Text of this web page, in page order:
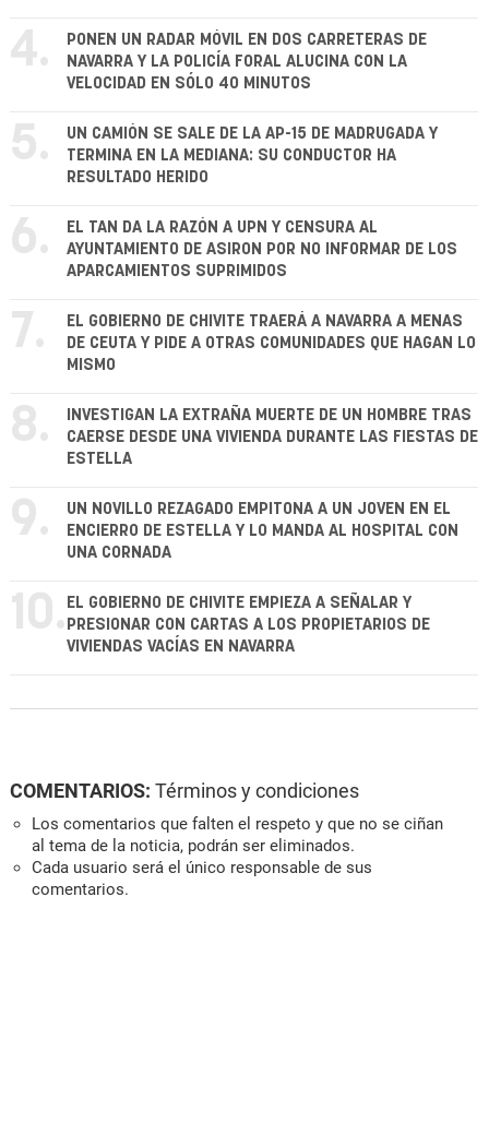
4.
PONEN UN RADAR MÓVIL EN DOS CARRETERAS DE
NAVARRA Y LA POLICÍA FORAL ALUCINA CON LA
VELOCIDAD EN SÓLO 40 MINUTOS
5.
UN CAMIÓN SE SALE DE LA AP-15 DE MADRUGADA Y
TERMINA EN LA MEDIANA: SU CONDUCTOR HA
RESULTADO HERIDO
6.
EL TAN DA LA RAZÓN A UPN Y CENSURA AL
AYUNTAMIENTO DE ASIRON POR NO INFORMAR DE LOS
APARCAMIENTOS SUPRIMIDOS
7.
EL GOBIERNO DE CHIVITE TRAERÁ A NAVARRA A MENAS
DE CEUTA Y PIDE A OTRAS COMUNIDADES QUE HAGAN LO
MISMO
8.
INVESTIGAN LA EXTRAÑA MUERTE DE UN HOMBRE TRAS
CAERSE DESDE UNA VIVIENDA DURANTE LAS FIESTAS DE
ESTELLA
9.
UN NOVILLO REZAGADO EMPITONA A UN JOVEN EN EL
ENCIERRO DE ESTELLA Y LO MANDA AL HOSPITAL CON
UNA CORNADA
10. EL GOBIERNO DE CHIVITE EMPIEZA A SEÑALAR Y
PRESIONAR CON CARTAS A LOS PROPIETARIOS DE
VIVIENDAS VACÍAS EN NAVARRA
COMENTARIOS: Términos y condiciones
Los comentarios que falten el respeto y que no se ciñan
al tema de la noticia, podrán ser eliminados.
Cada usuario será el único responsable de sus
comentarios.